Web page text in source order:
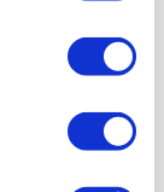
meiden